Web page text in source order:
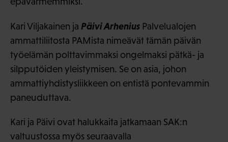
Kari Viljakainen ja Päivi Arhenius Palvelualojen
ammattiliitosta PAMista nimeävät tämän päivän
työelämän polttavimmaksi ongelmaksi pätkä- ja
silpputöiden yleistymisen. Se on asia, johon
ammattiyhdistysliikkeen on entistä pontevammin
paneuduttava.
Kari ja Päivi ovat halukkaita jatkamaan SAK:n
valtuustossa myös seuraavalla